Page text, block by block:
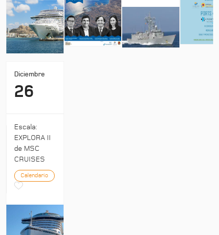
Diciembre
26
Escala:
EXPLORA II
de MSC
CRUISES
Calendario